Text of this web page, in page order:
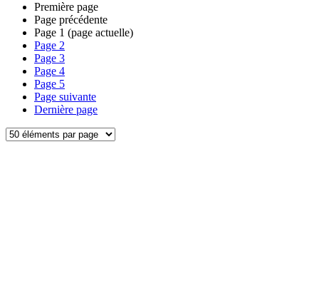
Première page
Page précédente
Page 1 (page actuelle)
Page 2
Page 3
Page 4
Page 5
Page suivante
Dernière page